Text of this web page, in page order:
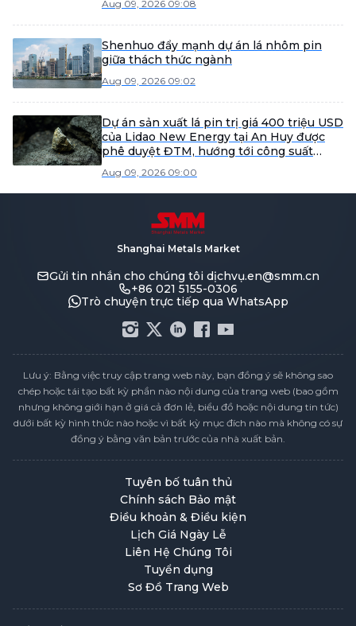
Aug 09, 2026 09:08
Shenhuo đẩy mạnh dự án lá nhôm pin
giữa thách thức ngành
Aug 09, 2026 09:02
Dự án sản xuất lá pin trị giá 400 triệu USD
của Lidao New Energy tại An Huy được
phê duyệt ĐTM, hướng tới công suất
Aug 09, 2026 09:00
Shanghai Metals Market
Gửi tin nhắn cho chúng tôi dịchvụ.en@smm.cn
+86 021 5155-0306
Trò chuyện trực tiếp qua WhatsApp
Lưu ý: Bằng việc truy cập trang web này, bạn đồng ý sẽ không sao
chép hoặc tái tạo bất kỳ phần nào nội dung của trang web (bao gồm
nhưng không giới hạn ở giá cả đơn lẻ, biểu đồ hoặc nội dung tin tức)
dưới bất kỳ hình thức nào hoặc vì bất kỳ mục đích nào mà không có sự
đồng ý bằng văn bản trước của nhà xuất bản.
Tuyên bố tuân thủ
Chính sách Bảo mật
Điều khoản & Điều kiện
Lịch Giá Ngày Lễ
Liên Hệ Chúng Tôi
Tuyển dụng
Sơ Đồ Trang Web